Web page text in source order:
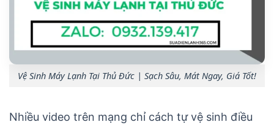
Vệ Sinh Máy Lạnh Tại Thủ Đức | Sạch Sâu, Mát Ngay, Giá Tốt!
Nhiều video trên mạng chỉ cách tự vệ sinh điều